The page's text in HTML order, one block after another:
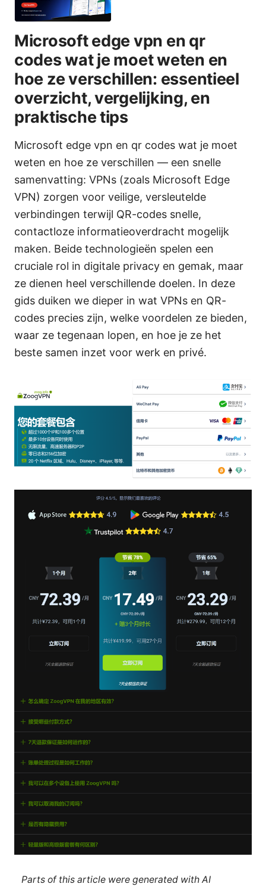
Microsoft edge vpn en qr
codes wat je moet weten en
hoe ze verschillen: essentieel
overzicht, vergelijking, en
praktische tips
Microsoft edge vpn en qr codes wat je moet
weten en hoe ze verschillen — een snelle
samenvatting: VPNs (zoals Microsoft Edge
VPN) zorgen voor veilige, versleutelde
verbindingen terwijl QR-codes snelle,
contactloze informatieoverdracht mogelijk
maken. Beide technologieën spelen een
cruciale rol in digitale privacy en gemak, maar
ze dienen heel verschillende doelen. In deze
gids duiken we dieper in wat VPNs en QR-
codes precies zijn, welke voordelen ze bieden,
waar ze tegenaan lopen, en hoe je ze het
beste samen inzet voor werk en privé.
Parts of this article were generated with AI